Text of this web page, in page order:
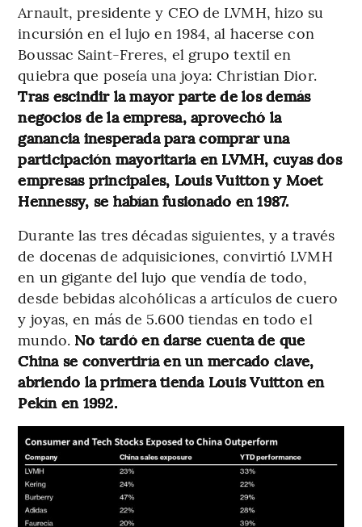
Arnault, presidente y CEO de LVMH, hizo su
incursión en el lujo en 1984, al hacerse con
Boussac Saint-Freres, el grupo textil en
quiebra que poseía una joya: Christian Dior.
Tras escindir la mayor parte de los demás
negocios de la empresa, aprovechó la
ganancia inesperada para comprar una
participación mayoritaria en LVMH, cuyas dos
empresas principales, Louis Vuitton y Moet
Hennessy, se habían fusionado en 1987.
Durante las tres décadas siguientes, y a través
de docenas de adquisiciones, convirtió LVMH
en un gigante del lujo que vendía de todo,
desde bebidas alcohólicas a artículos de cuero
y joyas, en más de 5.600 tiendas en todo el
mundo. No tardó en darse cuenta de que
China se convertiría en un mercado clave,
abriendo la primera tienda Louis Vuitton en
Pekín en 1992.